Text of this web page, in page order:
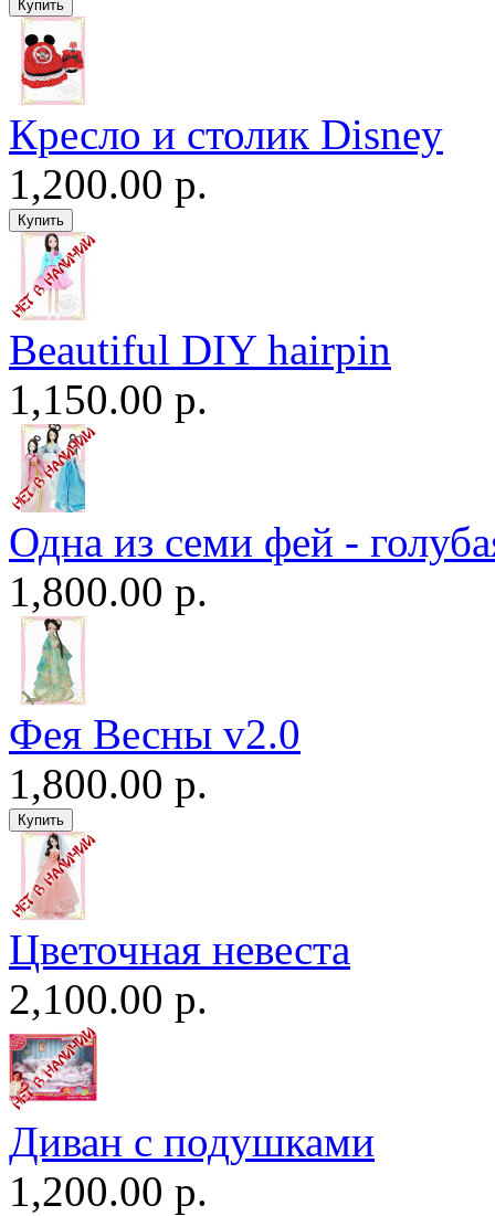
Кресло и столик Disney
1,200.00 р.
Beautiful DIY hairpin
1,150.00 р.
Одна из семи фей -
1,800.00 р.
Фея Весны v2.0
1,800.00 р.
Цветочная невеста
2,100.00 р.
Диван c подушками
1,200.00 р.